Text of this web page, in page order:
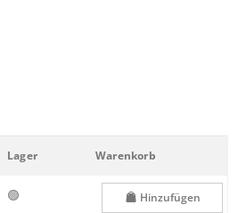
Lager Warenkorb
🟢 Hinzufügen